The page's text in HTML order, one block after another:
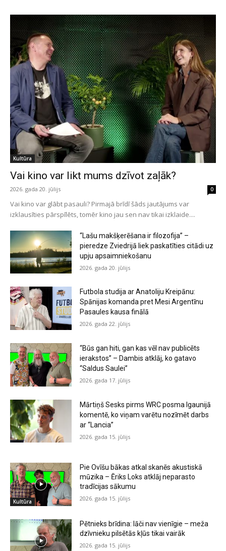
Kultūra
Vai kino var likt mums dzīvot zaļāk?
2026. gada 20. jūlijs 0
Vai kino var glābt pasauli? Pirmajā brīdī šāds jautājums var
izklausīties pārspīlēts, tomēr kino jau sen nav tikai izklaide....
“Lašu makšķerēšana ir filozofija” –
pieredze Zviedrijā liek paskatīties citādi uz
upju apsaimniekošanu
2026. gada 20. jūlijs
Futbola studija ar Anatoliju Kreipānu:
Spānijas komanda pret Mesi Argentīnu
Pasaules kausa finālā
2026. gada 22. jūlijs
“Būs gan hiti, gan kas vēl nav publicēts
ierakstos” – Dambis atklāj, ko gatavo
“Saldus Saulei”
2026. gada 17. jūlijs
Mārtiņš Sesks pirms WRC posma Igaunijā
komentē, ko viņam varētu nozīmēt darbs
ar “Lancia”
2026. gada 15. jūlijs
Kultūra
Pie Ovīšu bākas atkal skanēs akustiskā
mūzika – Ēriks Loks atklāj neparasto
tradīcijas sākumu
2026. gada 15. jūlijs
Pētnieks brīdina: lāči nav vienīgie – meža
dzīvnieku pilsētās kļūs tikai vairāk
2026. gada 15. jūlijs